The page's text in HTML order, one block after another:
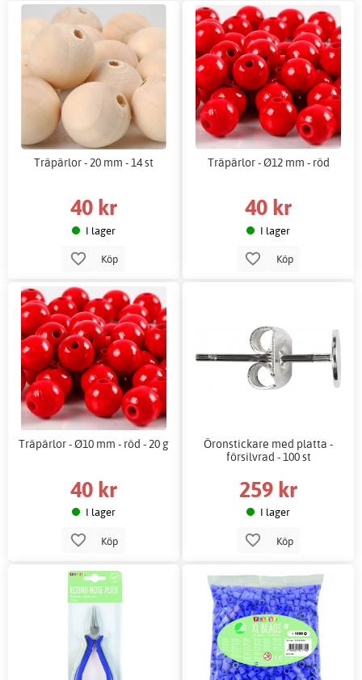
Träpärlor - 20 mm - 14 st
40 kr
I lager
Köp
Träpärlor - Ø12 mm - röd
40 kr
I lager
Köp
Träpärlor - Ø10 mm - röd - 20 g
40 kr
I lager
Köp
Öronstickare med platta -
försilvrad - 100 st
259 kr
I lager
Köp